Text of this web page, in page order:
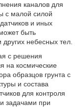
каналов для
с малой силой
и иных
быть
небесных тел.
с решения
на космические
образцов грунта с
и состава
для контроля
задачами при